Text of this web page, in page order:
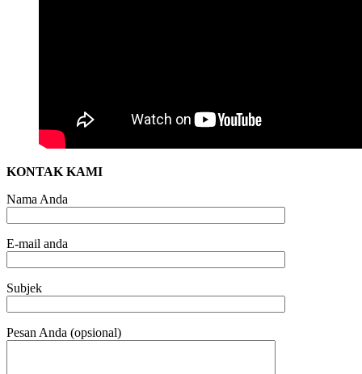
KONTAK KAMI
Nama Anda
E-mail anda
Subjek
Pesan Anda (opsional)